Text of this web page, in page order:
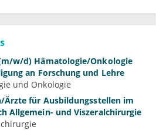
w/d) Hämatologie/Onkologie
an Forschung und Lehre
und Onkologie
Ärzte für Ausbildungsstellen im
Allgemein- und Viszeralchirurgie